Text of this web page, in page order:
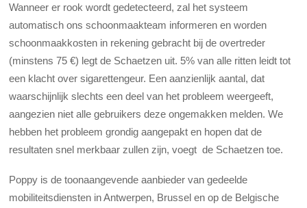
Wanneer er rook wordt gedetecteerd, zal het systeem
automatisch ons schoonmaakteam informeren en worden
schoonmaakkosten in rekening gebracht bij de overtreder
(minstens 75 €) legt de Schaetzen uit. 5% van alle ritten leidt tot
een klacht over sigarettengeur. Een aanzienlijk aantal, dat
waarschijnlijk slechts een deel van het probleem weergeeft,
aangezien niet alle gebruikers deze ongemakken melden. We
hebben het probleem grondig aangepakt en hopen dat de
resultaten snel merkbaar zullen zijn, voegt de Schaetzen toe.
Poppy is de toonaangevende aanbieder van gedeelde
mobiliteitsdiensten in Antwerpen, Brussel en op de Belgische